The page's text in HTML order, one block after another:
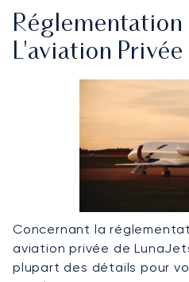
Réglementation
L'aviation Privée
Concernant la
aviation privée de
plupart des détails pour